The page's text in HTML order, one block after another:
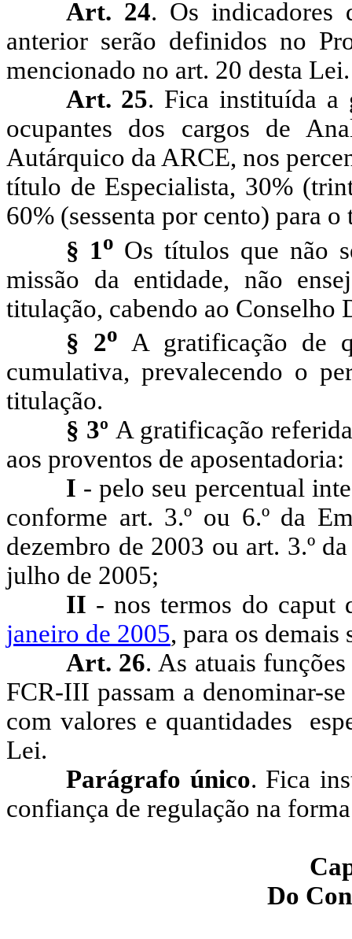
Art. 24. Os indicadores
anterior serão definidos no
mencionado no art. 20 desta Lei.
Art. 25. Fica instituída a
ocupantes dos cargos de
Autárquico da ARCE, nos
título de Especialista, 30%
60% (sessenta por cento) para
§ 1o Os títulos que não
missão da entidade, não
titulação, cabendo ao
§ 2o A gratificação de
cumulativa, prevalecendo o
titulação.
§ 3º A gratificação
aos proventos de aposentadoria:
I - pelo seu percentual
conforme art. 3.º ou 6.º da
dezembro de 2003 ou art. 3.º
julho de 2005;
II - nos termos do caput
janeiro de 2005, para os demais
Art. 26. As atuais
FCR-III passam a denominar-
com valores e quantidades
Lei.
Parágrafo único. Fica
confiança de regulação na
Do